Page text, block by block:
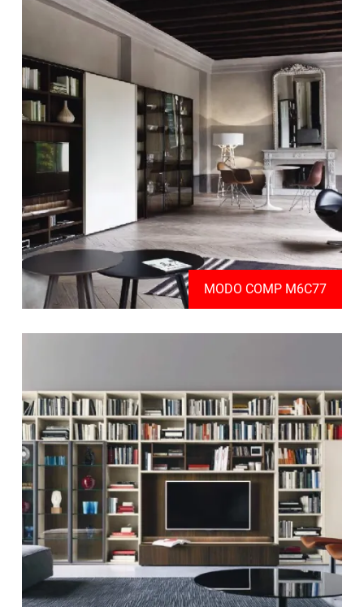
MODO COMP M6C77